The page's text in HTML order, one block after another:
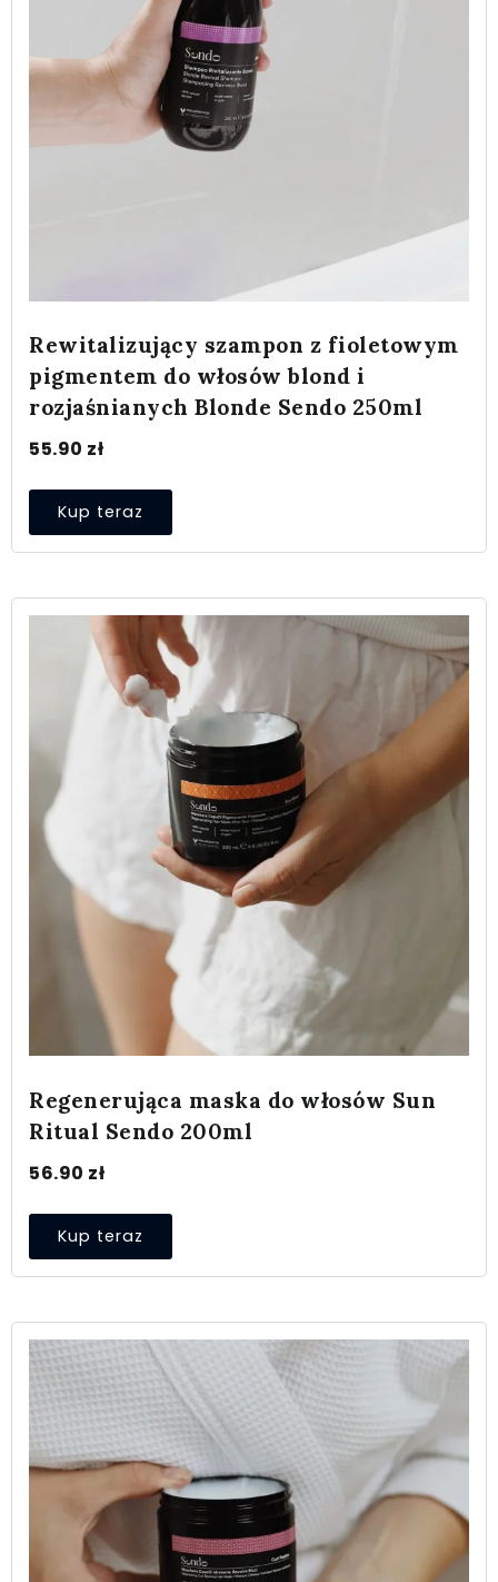
Rewitalizujący szampon z fioletowym
pigmentem do włosów blond i
rozjaśnianych Blonde Sendo 250ml
55.90 zł
Kup teraz
Regenerująca maska do włosów Sun
Ritual Sendo 200ml
56.90 zł
Kup teraz